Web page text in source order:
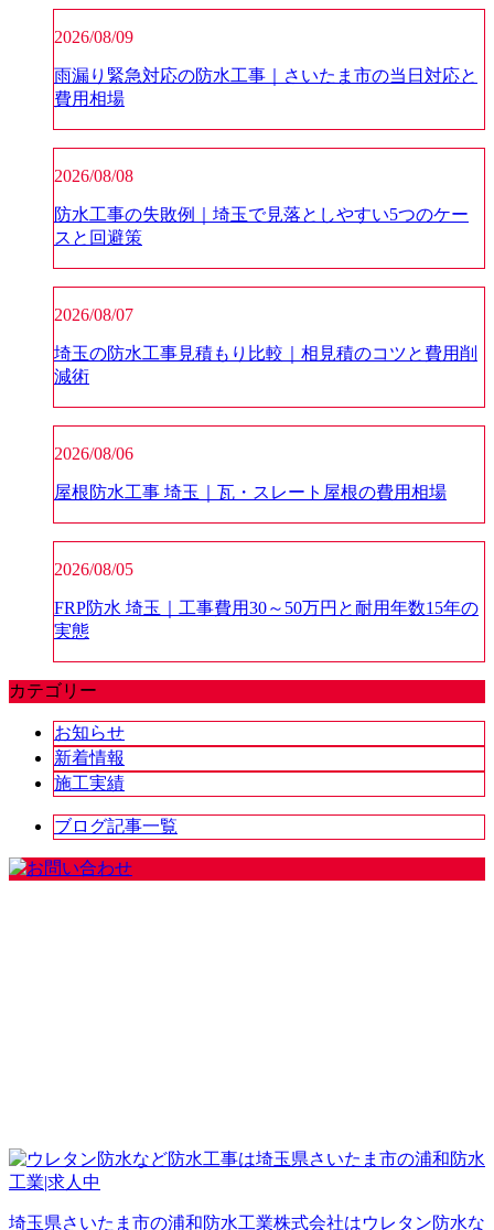
2026/08/09
雨漏り緊急対応の防水工事｜さいたま市の当日対応と
費用相場
2026/08/08
防水工事の失敗例｜埼玉で見落としやすい5つのケー
スと回避策
2026/08/07
埼玉の防水工事見積もり比較｜相見積のコツと費用削
減術
2026/08/06
屋根防水工事 埼玉｜瓦・スレート屋根の費用相場
2026/08/05
FRP防水 埼玉｜工事費用30～50万円と耐用年数15年の
実態
カテゴリー
お知らせ
新着情報
施工実績
ブログ記事一覧
埼玉県さいたま市の浦和防水工業株式会社はウレタン防水な